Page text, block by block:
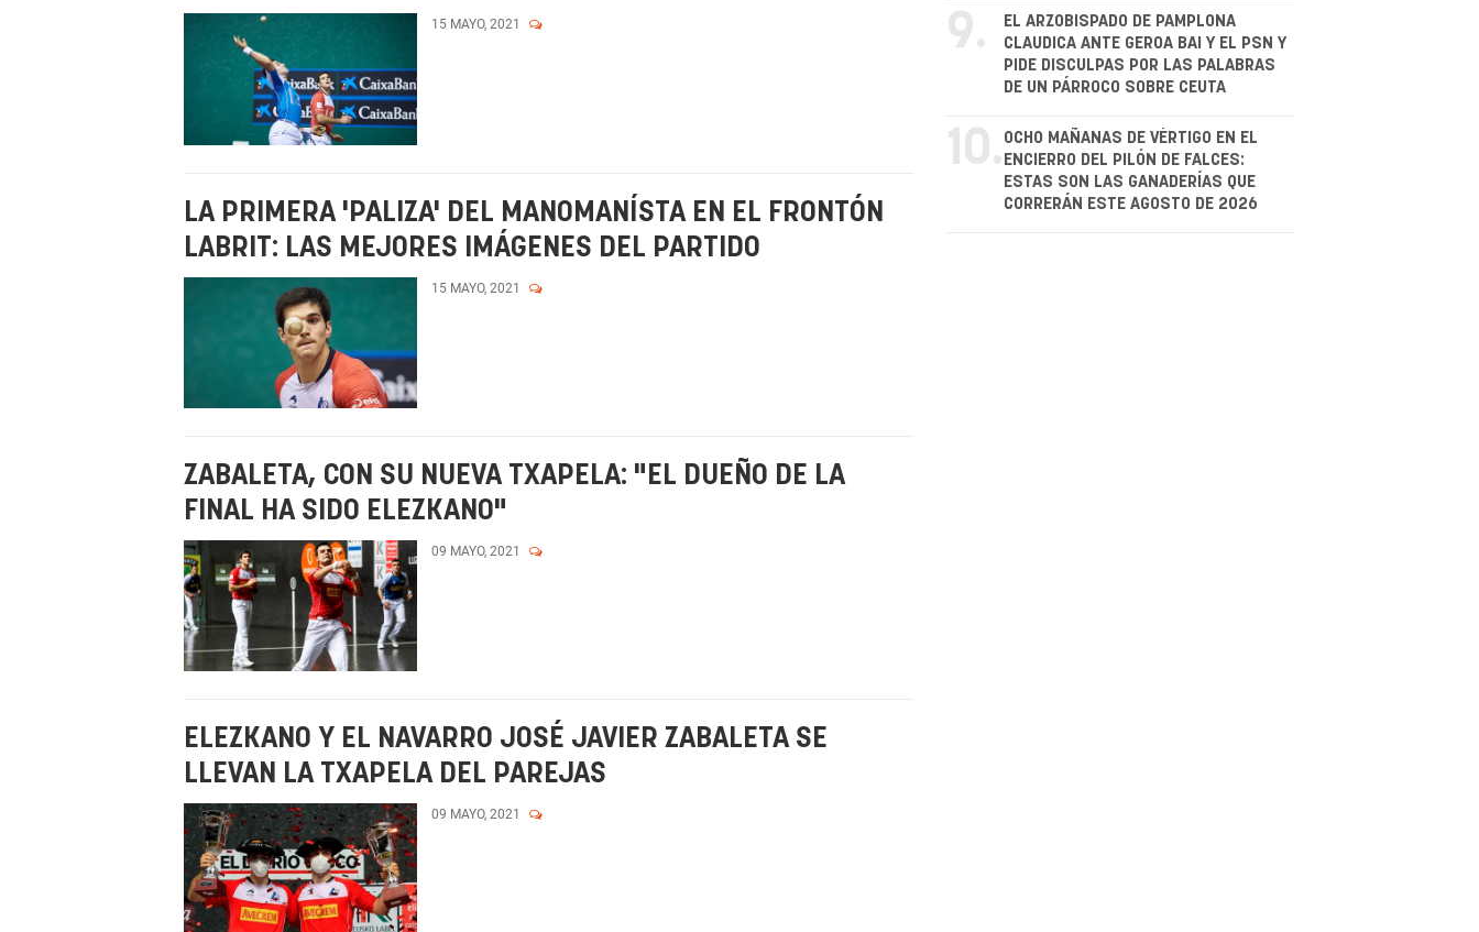
15 MAYO, 2021
LA PRIMERA 'PALIZA' DEL MANOMANÍSTA EN EL FRONTÓN
LABRIT: LAS MEJORES IMÁGENES DEL PARTIDO
15 MAYO, 2021
ZABALETA, CON SU NUEVA TXAPELA: "EL DUEÑO DE LA
FINAL HA SIDO ELEZKANO"
09 MAYO, 2021
ELEZKANO Y EL NAVARRO JOSÉ JAVIER ZABALETA SE
LLEVAN LA TXAPELA DEL PAREJAS
09 MAYO, 2021
9.
EL ARZOBISPADO DE PAMPLONA
CLAUDICA ANTE GEROA BAI Y EL PSN Y
PIDE DISCULPAS POR LAS PALABRAS
DE UN PÁRROCO SOBRE CEUTA
10. OCHO MAÑANAS DE VÉRTIGO EN EL
ENCIERRO DEL PILÓN DE FALCES:
ESTAS SON LAS GANADERÍAS QUE
CORRERÁN ESTE AGOSTO DE 2026